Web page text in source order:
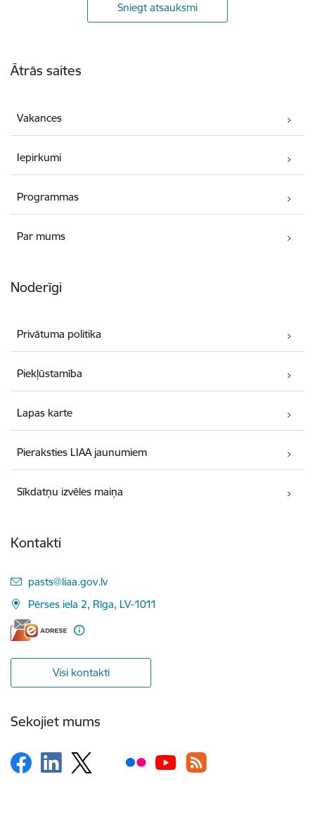
Sniegt atsauksmi
Ātrās saites
Vakances
Iepirkumi
Programmas
Par mums
Noderīgi
Privātuma politika
Piekļūstamība
Lapas karte
Pieraksties LIAA jaunumiem
Sīkdatņu izvēles maiņa
Kontakti
E-pasts:
pasts@liaa.gov.lv
Pērses iela 2, Rīga, LV-1011
Visi kontakti
Sekojiet mums